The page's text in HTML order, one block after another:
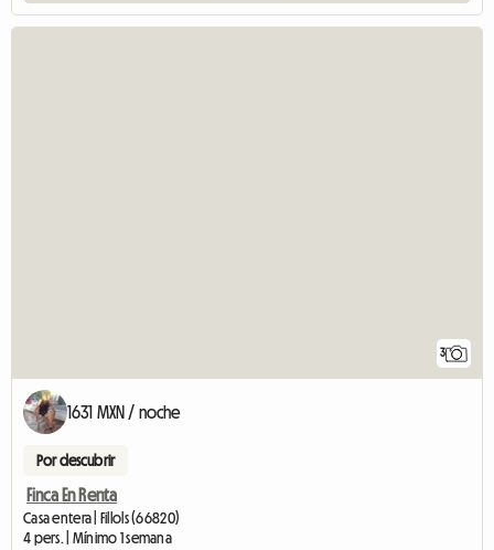
3
1631 MXN / noche
Por descubrir
Finca En Renta
Casa entera | Fillols (66820)
4 pers. | Mínimo 1 semana